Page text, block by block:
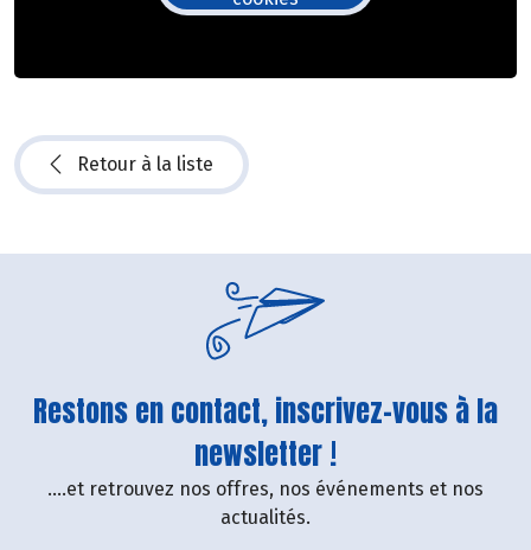
Retour à la liste
Restons en contact, inscrivez-vous à la
newsletter !
....et retrouvez nos offres, nos événements et nos
actualités.